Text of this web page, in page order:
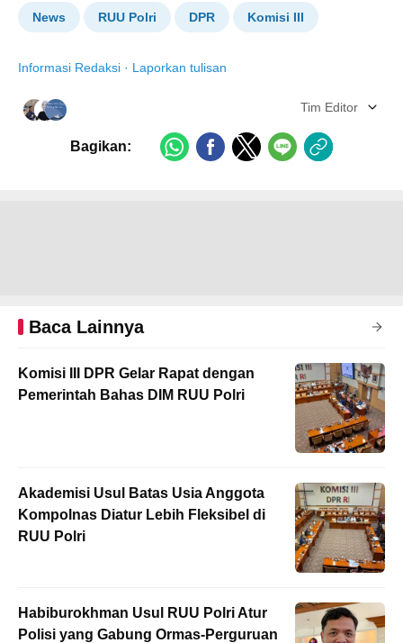
News RUU Polri DPR Komisi III
Informasi Redaksi · Laporkan tulisan
Tim Editor
Bagikan:
Baca Lainnya
Komisi III DPR Gelar Rapat dengan
Pemerintah Bahas DIM RUU Polri
Akademisi Usul Batas Usia Anggota
Kompolnas Diatur Lebih Fleksibel di
RUU Polri
Habiburokhman Usul RUU Polri Atur
Polisi yang Gabung Ormas-Perguruan